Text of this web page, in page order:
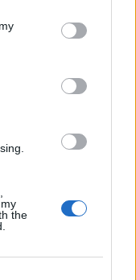
the
γραμμή της
εδώ
Πέμπτες